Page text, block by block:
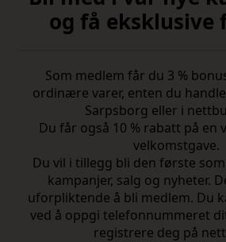
og få eksklusive
Som medlem får du 3 %
ordinære varer, enten du
Sarpsborg eller i
Du får også 10 % rabatt på en
velkomstgave.
Du vil i tillegg bli den første
kampanjer, salg og nyheter.
uforpliktende å bli medlem. Du
ved å oppgi telefonnummeret
registrere deg på